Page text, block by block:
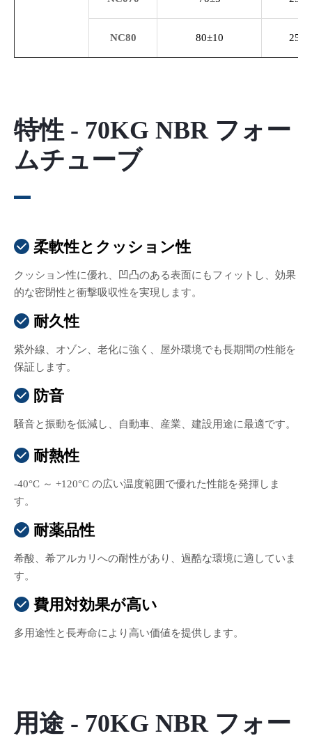
NC80 80±10 25/
特性 - 70KG NBR フォー
ムチューブ
 柔軟性とクッション性
クッション性に優れ、凹凸のある表面にもフィットし、効果
的な密閉性と衝撃吸収性を実現します。
 耐久性
紫外線、オゾン、老化に強く、屋外環境でも長期間の性能を
保証します。
 防音
騒音と振動を低減し、自動車、産業、建設用途に最適です。
 耐熱性
-40°C ～ +120°C の広い温度範囲で優れた性能を発揮しま
す。
 耐薬品性
希酸、希アルカリへの耐性があり、過酷な環境に適していま
す。
 費用対効果が高い
多用途性と長寿命により高い価値を提供します。
用途 - 70KG NBR フォー